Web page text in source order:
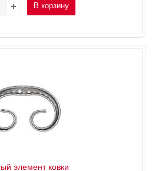
В корзину
элемент ковки